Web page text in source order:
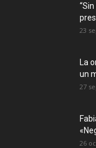
23
La
un
27
26